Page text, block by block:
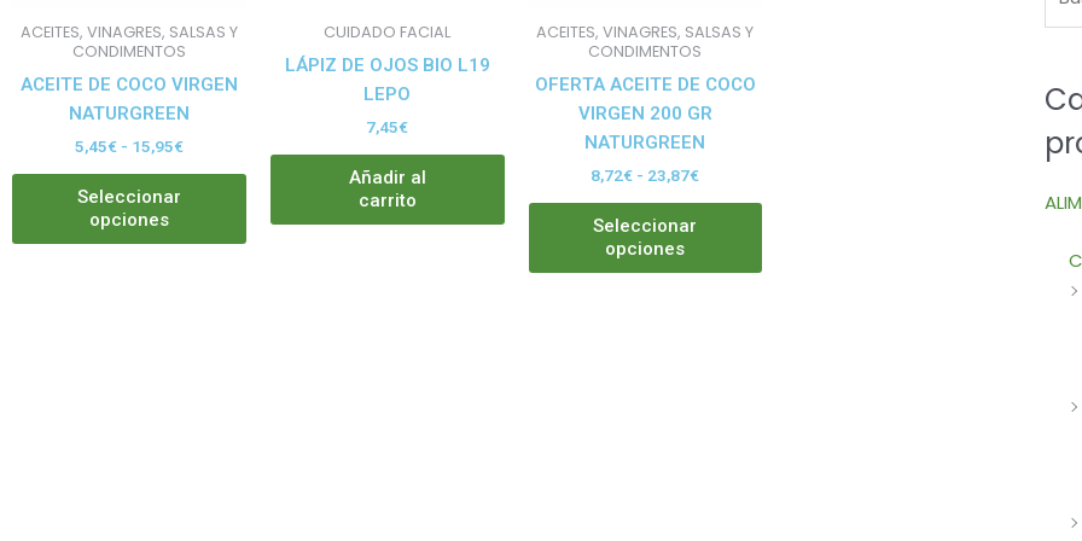
ACEITES, VINAGRES, SALSAS Y
CONDIMENTOS
ACEITE DE COCO VIRGEN
NATURGREEN
5,45€ - 15,95€
Seleccionar
opciones
CUIDADO FACIAL
LÁPIZ DE OJOS BIO L19
LEPO
7,45€
Añadir al
carrito
ACEITES, VINAGRES, SALSAS Y
CONDIMENTOS
OFERTA ACEITE DE COCO
VIRGEN 200 GR
NATURGREEN
8,72€ - 23,87€
Seleccionar
opciones